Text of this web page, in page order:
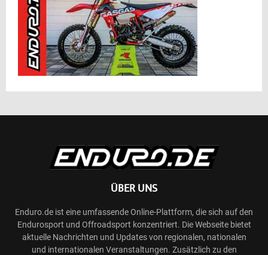
ÜBER UNS
Enduro.de ist eine umfassende Online-Plattform, die sich auf den
Endurosport und Offroadsport konzentriert. Die Webseite bietet
aktuelle Nachrichten und Updates von regionalen, nationalen
und internationalen Veranstaltungen. Zusätzlich zu den